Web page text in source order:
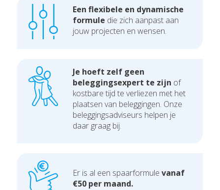
Een flexibele en dynamische
formule die zich aanpast aan
jouw projecten en wensen.
Je hoeft zelf geen
beleggingsexpert te zijn of
kostbare tijd te verliezen met het
plaatsen van beleggingen. Onze
beleggingsadviseurs helpen je
daar graag bij.
Er is al een spaarformule vanaf
€50 per maand.